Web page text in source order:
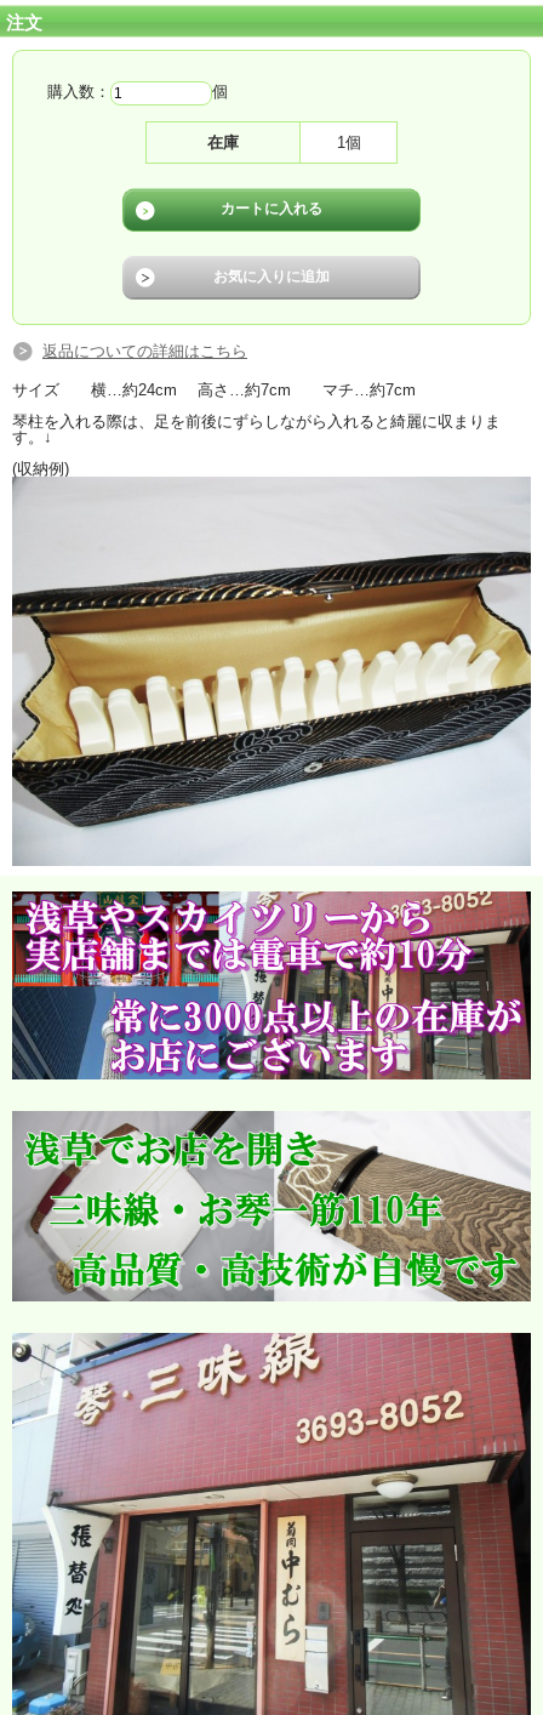
注文
購入数： 個
在庫 1個
返品についての詳細はこちら
サイズ 横…約24cm 高さ…約7cm マチ…約7cm
琴柱を入れる際は、足を前後にずらしながら入れると綺麗に収まりま
す。↓
(収納例)